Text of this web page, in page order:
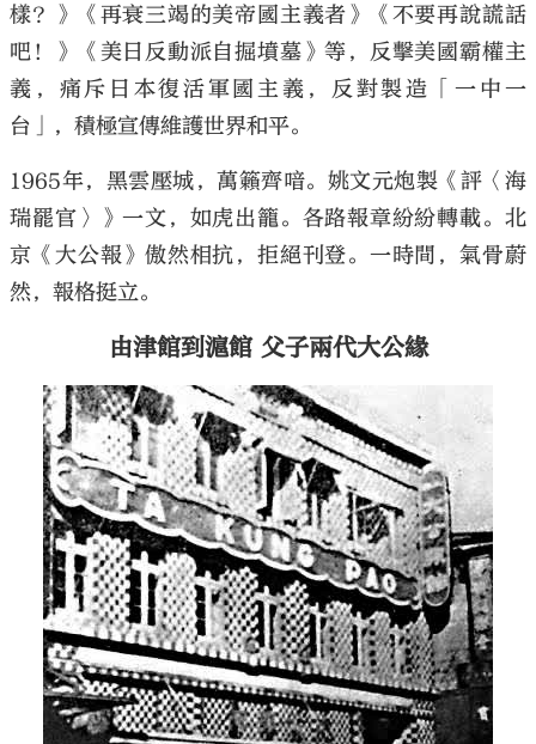
樣？》《再衰三竭的美帝國主義者》《不要再說謊話
吧！》《美日反動派自掘墳墓》等，反擊美國霸權主
義，痛斥日本復活軍國主義，反對製造「一中一
台」，積極宣傳維護世界和平。
1965年，黑雲壓城，萬籟齊喑。姚文元炮製《評〈海
瑞罷官〉》一文，如虎出籠。各路報章紛紛轉載。北
京《大公報》傲然相抗，拒絕刊登。一時間，氣骨蔚
然，報格挺立。
由津館到滬館 父子兩代大公緣